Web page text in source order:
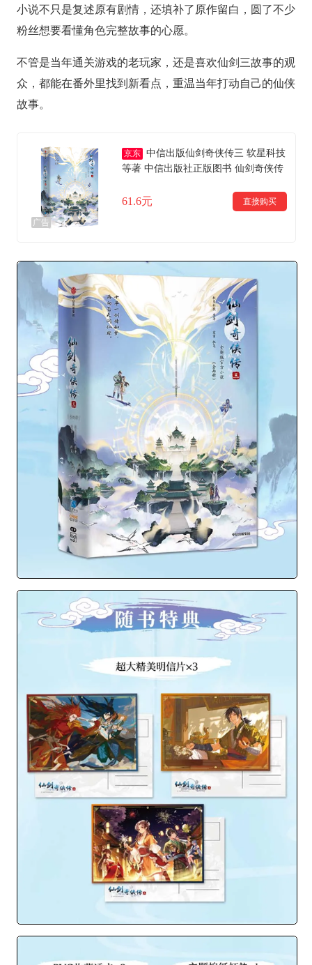
小说不只是复述原有剧情，还填补了原作留白，圆了不少
粉丝想要看懂角色完整故事的心愿。
不管是当年通关游戏的老玩家，还是喜欢仙剑三故事的观
众，都能在番外里找到新看点，重温当年打动自己的仙侠
故事。
广告
京东 中信出版仙剑奇侠传三 软星科技
等著 中信出版社正版图书 仙剑奇侠传
61.6元 直接购买